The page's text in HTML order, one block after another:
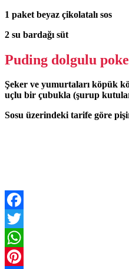
1 paket beyaz çikolatalı sos
2 su bardağı süt
Puding dolgulu
Şeker ve yumurtaları köpük
uçlu bir çubukla (şurup
Sosu üzerindeki tarife göre
Facebook
Twitter
WhatsApp